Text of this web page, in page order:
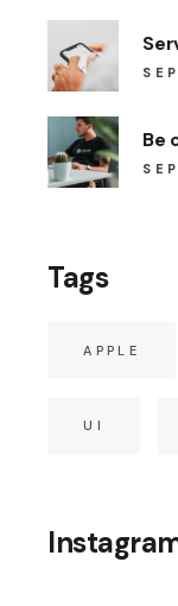
Be
Tags
APPLE
UI